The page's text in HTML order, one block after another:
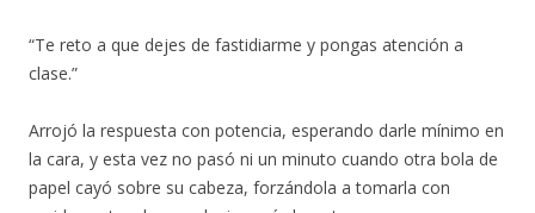
“Te reto a que dejes de fastidiarme y pongas atención a
clase.”
Arrojó la respuesta con potencia, esperando darle mínimo en
la cara, y esta vez no pasó ni un minuto cuando otra bola de
papel cayó sobre su cabeza, forzándola a tomarla con